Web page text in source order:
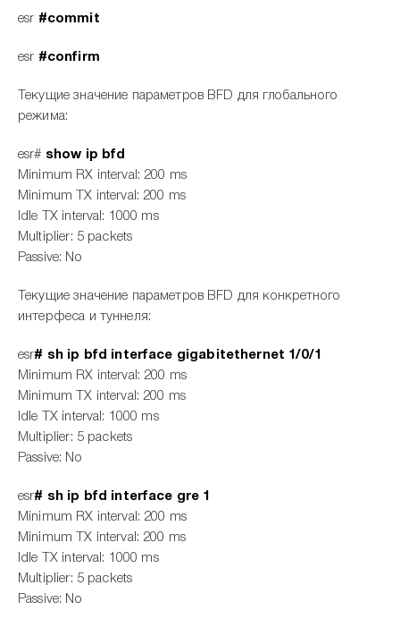
esr #commit
esr #confirm
Текущие значение параметров BFD для глобального
режима:
esr# show ip bfd
Minimum RX interval: 200 ms
Minimum TX interval: 200 ms
Idle TX interval: 1000 ms
Multiplier: 5 packets
Passive: No
Текущие значение параметров BFD для конкретного
интерфеса и туннеля:
esr# sh ip bfd interface gigabitethernet 1/0/1
Minimum RX interval: 200 ms
Minimum TX interval: 200 ms
Idle TX interval: 1000 ms
Multiplier: 5 packets
Passive: No
esr# sh ip bfd interface gre 1
Minimum RX interval: 200 ms
Minimum TX interval: 200 ms
Idle TX interval: 1000 ms
Multiplier: 5 packets
Passive: No